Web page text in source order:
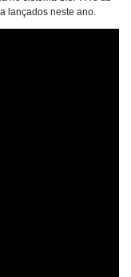
lançados neste ano.